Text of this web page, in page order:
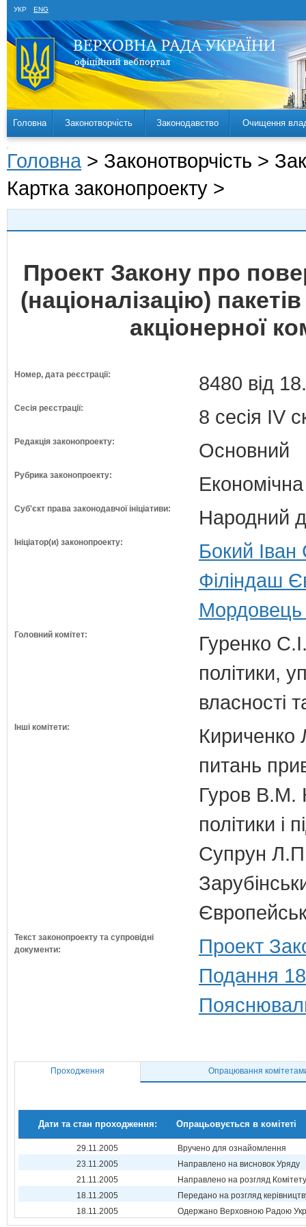
УКР ENG
Головна Законотворчість Законодавство Очищення
Головна > Законотворчість >
Картка законопроекту >
Проект Закону про
(націоналізацію)
акціонерної
Номер, дата реєстрації: 8480 від
Сесія реєстрації: 8 сесія IV
Редакція законопроекту: Основний
Рубрика законопроекту:
Суб'єкт права законодавчої ініціативи: Народний
Ініціатор(и) законопроекту:
Бокий
Філіндаш
Мордовець
Головний комітет:
Гуренко
політики,
власності
Інші комітети:
Кириченко
питань
Гуров В.М.
політики і
Супрун
Текст законопроекту та супровідні
документи:
Проект
Подання
Проходження Опрацювання
Дати та стан проходження: Опрацьовується в комітеті
29.11.2005
Вручено для ознайомлення
23.11.2005
Направлено на висновок Уряду
21.11.2005
Направлено на розгляд Комітету
18.11.2005
Передано на розгляд
18.11.2005
Одержано Верховною Радою